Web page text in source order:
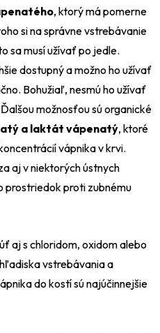
, ktorý má pomerne
si na správne vstrebávanie
sa musí užívať po jedle.
dostupný a možno ho užívať
Bohužiaľ, nesmú ho užívať
možnosťou sú organické
a laktát vápenatý, ktoré
vápnika v krvi.
aj v niektorých ústnych
prostriedok proti zubnému
aj s chloridom, oxidom alebo
vstrebávania a
do kostí sú najúčinnejšie